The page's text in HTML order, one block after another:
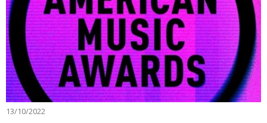
13/10/2022